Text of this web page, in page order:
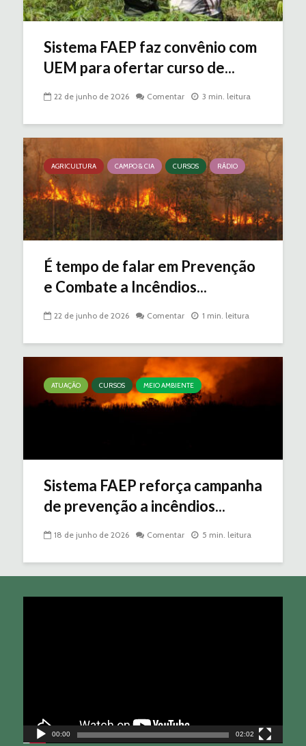
Sistema FAEP faz convênio com
UEM para ofertar curso de...
22 de junho de 2026 Comentar 3 min. leitura
AGRICULTURA CAMPO & CIA CURSOS RÁDIO
É tempo de falar em Prevenção
e Combate a Incêndios...
22 de junho de 2026 Comentar 1 min. leitura
ATUAÇÃO CURSOS MEIO AMBIENTE
Sistema FAEP reforça campanha
de prevenção a incêndios...
18 de junho de 2026 Comentar 5 min. leitura
00:00 02:02